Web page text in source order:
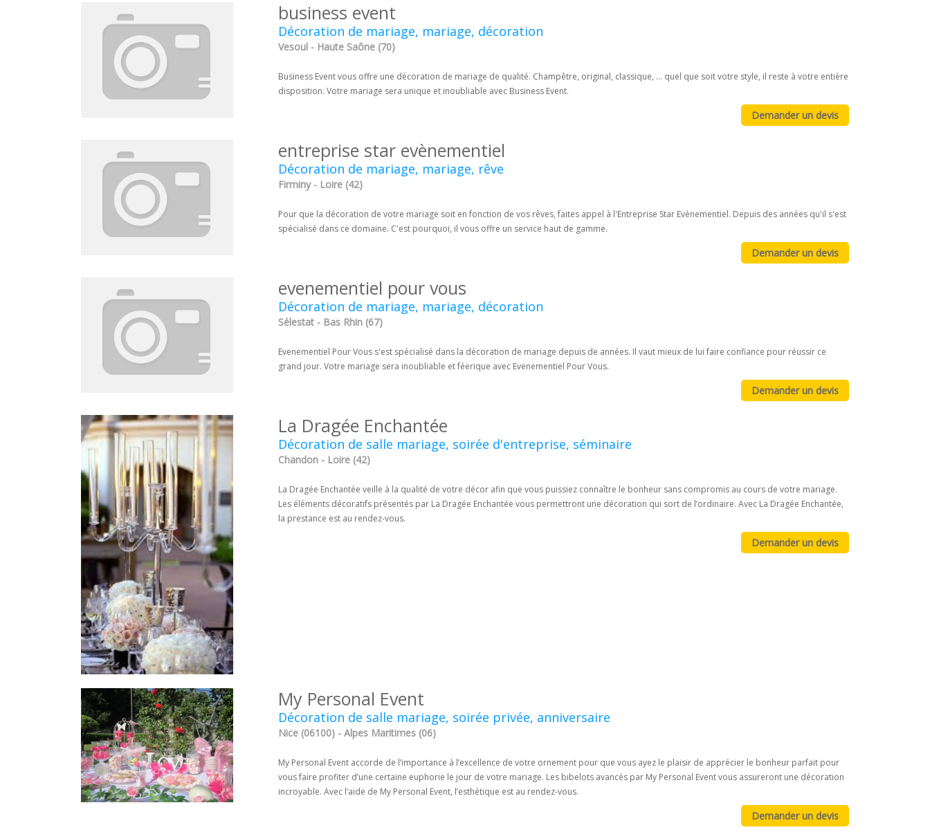
business event
Décoration de mariage, mariage, décoration
Vesoul - Haute Saône (70)
Business Event vous offre une décoration de mariage de qualité. Champêtre, original, classique, ... quel que soit votre style, il reste à votre entière
disposition. Votre mariage sera unique et inoubliable avec Business Event.
entreprise star evènementiel
Décoration de mariage, mariage, rêve
Firminy - Loire (42)
Pour que la décoration de votre mariage soit en fonction de vos rêves, faites appel à l'Entreprise Star Evènementiel. Depuis des années qu'il s'est
spécialisé dans ce domaine. C'est pourquoi, il vous offre un service haut de gamme.
evenementiel pour vous
Décoration de mariage, mariage, décoration
Sélestat - Bas Rhin (67)
Evenementiel Pour Vous s'est spécialisé dans la décoration de mariage depuis de années. Il vaut mieux de lui faire confiance pour réussir ce
grand jour. Votre mariage sera inoubliable et féerique avec Evenementiel Pour Vous.
La Dragée Enchantée
Décoration de salle mariage, soirée d'entreprise, séminaire
Chandon - Loire (42)
La Dragée Enchantée veille à la qualité de votre décor afin que vous puissiez connaître le bonheur sans compromis au cours de votre mariage.
Les éléments décoratifs présentés par La Dragée Enchantée vous permettront une décoration qui sort de l’ordinaire. Avec La Dragée Enchantée,
la prestance est au rendez-vous.
My Personal Event
Décoration de salle mariage, soirée privée, anniversaire
Nice (06100) - Alpes Maritimes (06)
My Personal Event accorde de l’importance à l’excellence de votre ornement pour que vous ayez le plaisir de apprécier le bonheur parfait pour
vous faire profiter d’une certaine euphorie le jour de votre mariage. Les bibelots avancés par My Personal Event vous assureront une décoration
incroyable. Avec l’aide de My Personal Event, l’esthétique est au rendez-vous.